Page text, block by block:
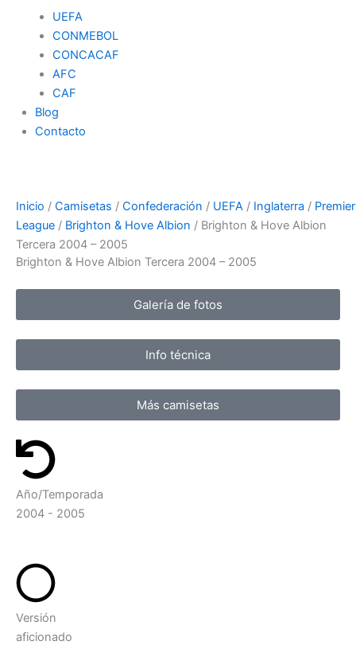
UEFA
CONMEBOL
CONCACAF
AFC
CAF
Blog
Contacto
Inicio / Camisetas / Confederación / UEFA / Inglaterra / Premier
League / Brighton & Hove Albion / Brighton & Hove Albion
Tercera 2004 – 2005
Brighton & Hove Albion Tercera 2004 – 2005
Galería de fotos
Info técnica
Más camisetas
Año/Temporada
2004 - 2005
Versión
aficionado